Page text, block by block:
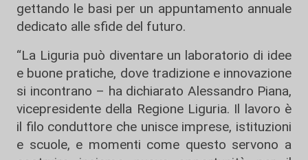
gettando le basi per un appuntamento annuale
dedicato alle sfide del futuro.
“La Liguria può diventare un laboratorio di idee
e buone pratiche, dove tradizione e innovazione
si incontrano – ha dichiarato Alessandro Piana,
vicepresidente della Regione Liguria. Il lavoro è
il filo conduttore che unisce imprese, istituzioni
e scuole, e momenti come questo servono a